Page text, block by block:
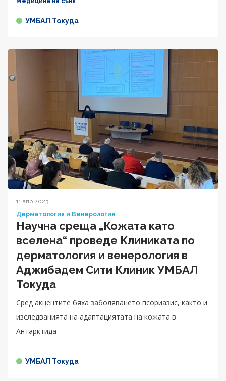
УМБАЛ Токуда
11 апр 2023
Дерматология и Венерология
Научна среща „Кожата като
вселена“ проведе Клиниката по
дерматология и венерология в
Аджибадем Сити Клиник УМБАЛ
Токуда
Сред акцентите бяха заболяването псориазис, както и
изследванията на адаптациятата на кожата в
Антарктида
УМБАЛ Токуда